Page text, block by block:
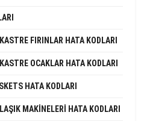
FIRINLAR HATA KODLARI
OCAKLAR HATA KODLARI
HATA KODLARI
MAKINELERI HATA KODLARI